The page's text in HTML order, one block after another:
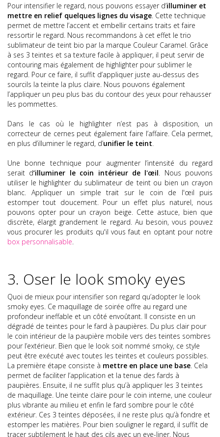
Pour intensifier le regard, nous pouvons essayer d’illuminer et
mettre en relief quelques lignes du visage . Cette technique
permet de mettre l’accent et embellir certains traits et faire
ressortir le regard. Nous recommandons à cet effet le trio
sublimateur de teint bio par la marque Couleur Caramel . Grâce
à ses 3 teintes et sa texture facile à appliquer, il peut servir de
contouring mais également de highlighter pour sublimer le
regard. Pour ce faire, il suffit d’appliquer juste au-dessus des
sourcils la teinte la plus claire. Nous pouvons également
l’appliquer un peu plus bas du contour des yeux pour rehausser
les pommettes.
Dans le cas où le highlighter n’est pas à disposition, un
correcteur de cernes peut également faire l’affaire. Cela permet,
en plus d’illuminer le regard, d’unifier le teint
Une bonne technique pour augmenter l’intensité du regard
serait d’illuminer le coin intérieur de l'œil . Nous pouvons
utiliser le highlighter du sublimateur de teint ou bien un crayon
blanc. Appliquer un simple trait sur le coin de l'œil puis
estomper tout doucement. Pour un effet plus naturel, nous
pouvons opter pour un crayon beige. Cette astuce, bien que
discrète, élargit grandement le regard. Au besoin, vous pouvez
vous procurer les produits qu'il vous faut en optant pour notre
box personnalisable
3. Oser le look smoky eyes
Quoi de mieux pour intensifier son regard qu’adopter le look
smoky eyes. Ce maquillage de soirée offre au regard une
profondeur ineffable et un côté envoûtant. Il consiste en un
dégradé de teintes pour le fard à paupières. Du plus clair pour
le coin intérieur de la paupière mobile vers des teintes sombres
pour l’extérieur. Bien que le look soit nommé smoky, ce style
peut être exécuté avec toutes les teintes et couleurs possibles.
La première étape consiste à mettre en place une base . Cela
permet de faciliter l’application et la tenue des fards à
paupières. Ensuite, il ne suffit plus qu’à appliquer les 3 teintes
de maquillage. Une teinte claire pour le coin interne, une couleur
plus vibrante au milieu et enfin le fard sombre pour le côté
extérieur. Ces 3 teintes déposées, il ne reste plus qu’à fondre et
estomper les matières. Pour bien souligner le regard, il suffit de
tracer subtilement le haut des cils avec un eye-liner. Nous